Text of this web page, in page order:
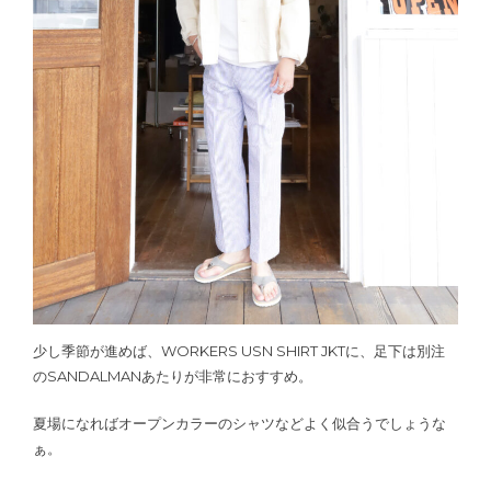
少し季節が進めば、WORKERS USN SHIRT JKTに、足下は別注
のSANDALMANあたりが非常におすすめ。
夏場になればオープンカラーのシャツなどよく似合うでしょうな
ぁ。